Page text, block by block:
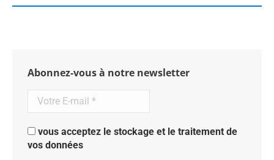
Abonnez-vous à notre newsletter
vous acceptez le stockage et le traitement de
vos données